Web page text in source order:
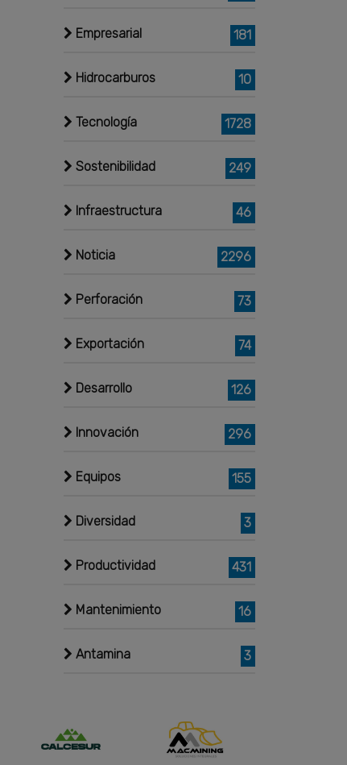
Empresarial 181
Hidrocarburos 10
Tecnología 1728
Sostenibilidad 249
Infraestructura 46
Noticia 2296
Perforación 73
Exportación 74
Desarrollo 126
Innovación 296
Equipos 155
Diversidad 3
Productividad 431
Mantenimiento 16
Antamina 3